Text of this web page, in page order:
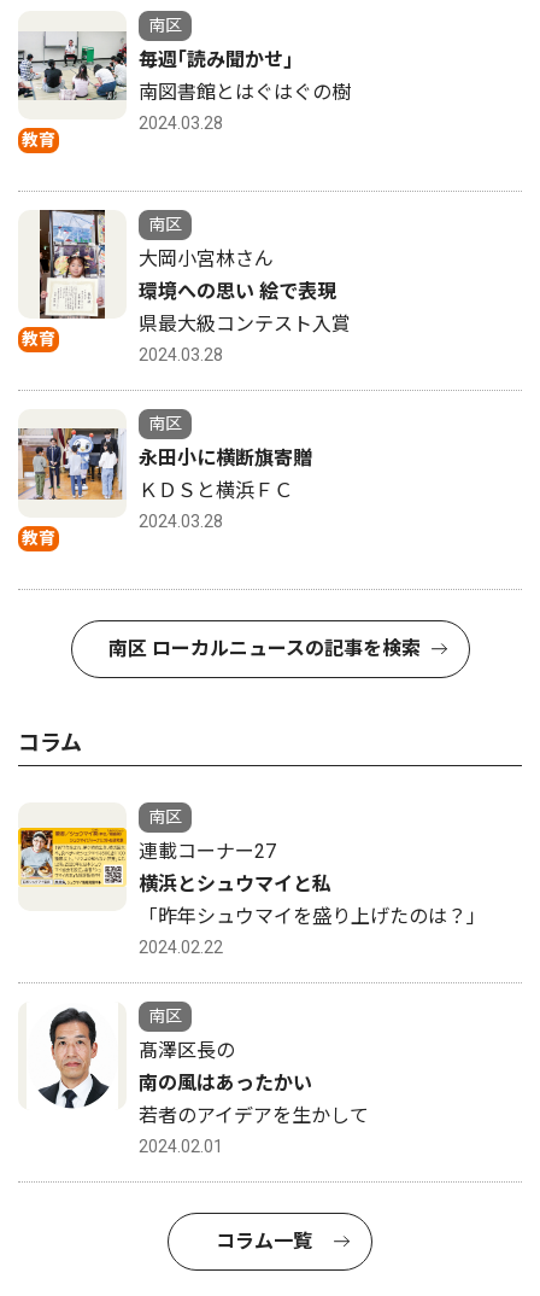
教育
南区
毎週｢読み聞かせ｣
南図書館とはぐはぐの樹
2024.03.28
教育
南区
大岡小宮林さん
環境への思い 絵で表現
県最大級コンテスト入賞
2024.03.28
教育
南区
永田小に横断旗寄贈
ＫＤＳと横浜ＦＣ
2024.03.28
南区 ローカルニュースの記事を検索
コラム
南区
連載コーナー27
横浜とシュウマイと私
「昨年シュウマイを盛り上げたのは？」
2024.02.22
南区
髙澤区長の
南の風はあったかい
若者のアイデアを生かして
2024.02.01
コラム一覧